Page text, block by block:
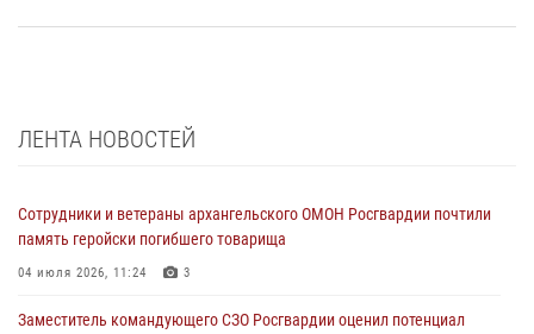
ЛЕНТА НОВОСТЕЙ
Сотрудники и ветераны архангельского ОМОН Росгвардии почтили
память геройски погибшего товарища
04 июля 2026, 11:24 3
Заместитель командующего СЗО Росгвардии оценил потенциал